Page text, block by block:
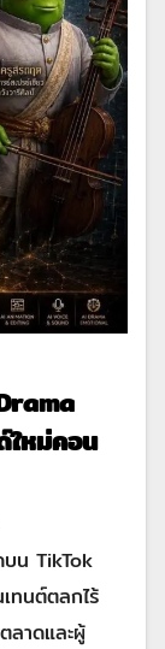
ใหม่คอน
บน TikTok
ทนต์ตลกไร้
ลาดและผู้